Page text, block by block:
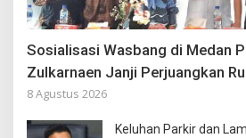
Sosialisasi Wasbang di Medan
Zulkarnaen Janji Perjuangkan
8 Agustus 2026
Keluhan Parkir dan